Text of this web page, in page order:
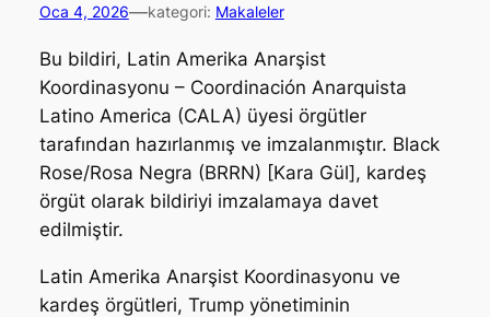
Oca 4, 2026—kategori: Makaleler
Bu bildiri, Latin Amerika Anarşist
Koordinasyonu – Coordinación Anarquista
Latino America (CALA) üyesi örgütler
tarafından hazırlanmış ve imzalanmıştır. Black
Rose/Rosa Negra (BRRN) [Kara Gül], kardeş
örgüt olarak bildiriyi imzalamaya davet
edilmiştir.
Latin Amerika Anarşist Koordinasyonu ve
kardeş örgütleri, Trump yönetiminin